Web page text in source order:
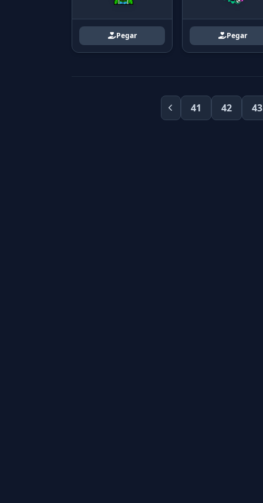
Pegar Pegar
41 42 43